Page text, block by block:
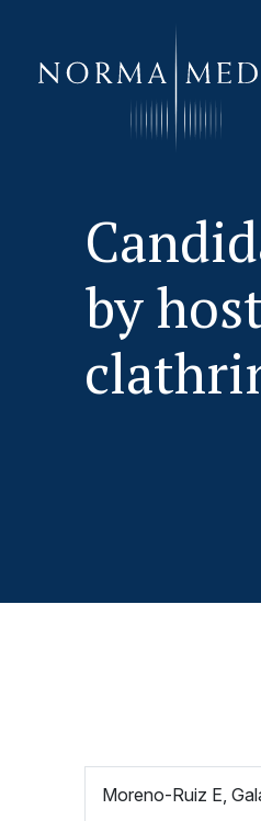
NEUES ZU
UNSERE METHODE
URSACHENMEDIZIN
UNSERE CHECK UPS
by
Moreno-Ruiz E,